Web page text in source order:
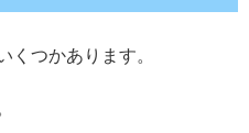
くつかあります。